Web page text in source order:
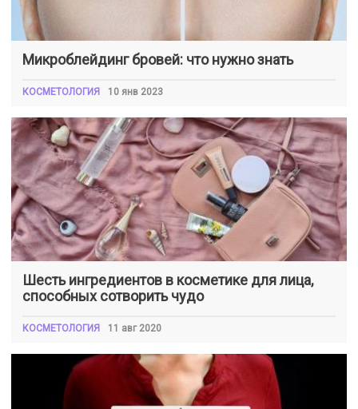
Микроблейдинг бровей: что нужно знать
КОСМЕТОЛОГИЯ 10 янв 2023
Шесть ингредиентов в косметике для лица,
способных сотворить чудо
КОСМЕТОЛОГИЯ 11 авг 2020